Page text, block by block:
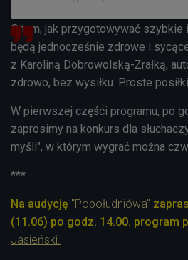
O tym, jak przygotowywać szybkie
będą jednocześnie zdrowe i
z Karoliną Dobrowolską-Zrałką,
zdrowo, bez wysiłku. Proste
W pierwszej części programu, po
zaprosimy na konkurs dla
myśli", w którym wygrać można
***
Na audycję "Popołudniówa"
(11.06) po godz. 14.00. program
Jasieński.